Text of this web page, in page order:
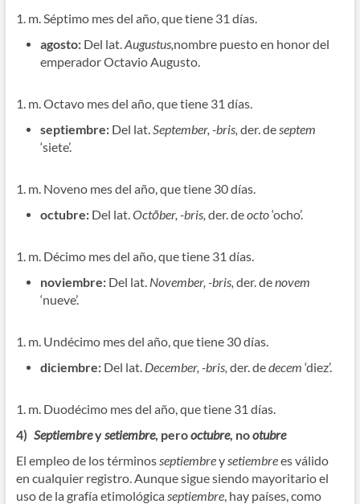
1. m. Séptimo mes del año, que tiene 31 días.
agosto:Del lat. Augustus, nombre puesto en honor del
emperador Octavio Augusto.
1. m. Octavo mes del año, que tiene 31 días.
septiembre:Del lat. September, -bris, der. de septem
‘siete’.
1. m. Noveno mes del año, que tiene 30 días.
octubre:Del lat. Octōber, -bris, der. deocto‘ocho’.
1. m. Décimo mes del año, que tiene 31 días.
noviembre: Del lat. November, -bris, der. denovem
‘nueve’.
1. m. Undécimo mes del año, que tiene 30 días.
diciembre:Del lat. December, -bris, der. dedecem ‘diez’.
1. m. Duodécimo mes del año, que tiene 31 días.
4) Septiembreysetiembre, perooctubre, nootubre
El empleo de los términos septiembrey setiembrees válido
en cualquier registro. Aunque sigue siendo mayoritario el
uso de la grafía etimológica septiembre, hay países, como